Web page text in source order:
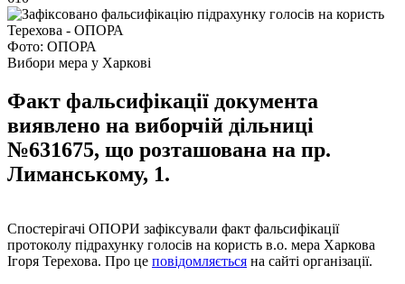
Фото: ОПОРА
Вибори мера у Харкові
Факт фальсифікації документа
виявлено на виборчій дільниці
№631675, що розташована на пр.
Лиманському, 1.
Спостерігачі ОПОРИ зафіксували факт фальсифікації
протоколу підрахунку голосів на користь в.о. мера Харкова
Ігоря Терехова. Про це повідомляється на сайті організації.